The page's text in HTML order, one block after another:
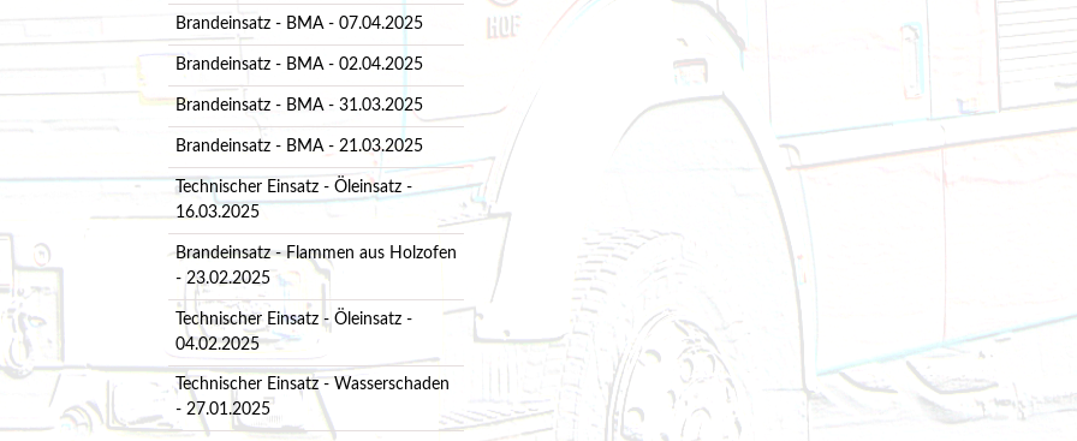
Brandeinsatz - BMA - 23.12.2024
Technischer Einsatz - VU eingekl. Person -
Technischer Einsatz - Fahrzeugbergung -
Technischer Einsatz - Aufräumen nach VU -
Technischer Einsatz - Aufräumen nach VU -
Brandeinsatz - Löschanlage ausgelöst - 27.10.2024
Brandeinsatz - BMA - 27.10.2024
Brandeinsatz - BMA - 14.10.2024
Brandeinsatz - BMA - 13.10.2024
Technischer Einsatz - Ölspur - 09.10.2024
Technischer Einsatz - VU eingekl. Person -
Brandeinsatz - BMA - 25.09.2024
Brandeinsatz - BMA - 07.04.2025
Brandeinsatz - BMA - 02.04.2025
Brandeinsatz - BMA - 31.03.2025
Brandeinsatz - BMA - 21.03.2025
Technischer Einsatz - Öleinsatz -
16.03.2025
Brandeinsatz - Flammen aus Holzofen
- 23.02.2025
Technischer Einsatz - Öleinsatz -
04.02.2025
Technischer Einsatz - Wasserschaden
- 27.01.2025